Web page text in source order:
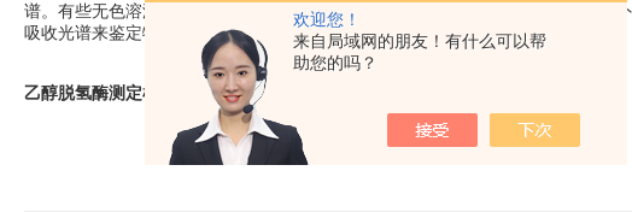
欢迎您！
来自局域网的朋友！有什么可以帮
助您的吗？
谱。有些无色溶液，虽对可见光无吸收作用，但所含物质可以吸收特定波长的紫
吸收光谱来鉴定物质性质及含量的技术，其理论依据是Lambert和Beer定律。
乙醇脱氢酶测定检测服务（紫外比色法）